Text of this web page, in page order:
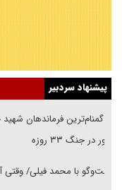
پیشنهاد سردبیر
حضور در جنگ ۳۳ روزه
گفت‌وگو با محمد فیلی/ وقتی